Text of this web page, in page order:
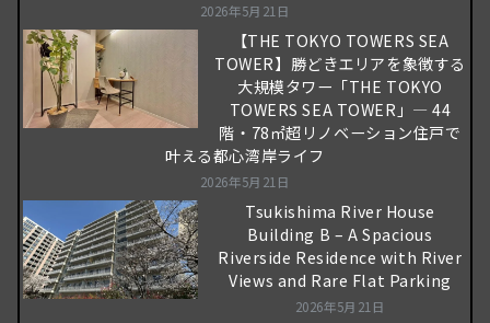
2026年5月21日
【THE TOKYO TOWERS SEA
TOWER】勝どきエリアを象徴する
大規模タワー「THE TOKYO
TOWERS SEA TOWER」― 44
階・78㎡超リノベーション住戸で
叶える都心湾岸ライフ
2026年5月21日
Tsukishima River House
Building B – A Spacious
Riverside Residence with River
Views and Rare Flat Parking
2026年5月21日